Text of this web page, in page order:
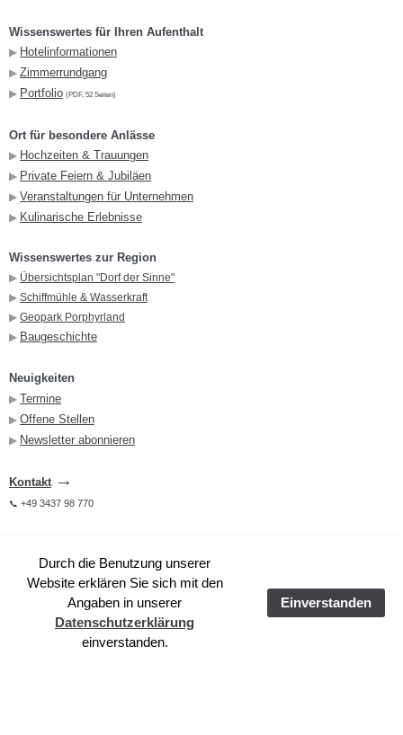
Wissenswertes für Ihren Aufenthalt
▶︎ Hotelinformationen
▶︎ Zimmerrundgang
▶︎ Portfolio (PDF, 52 Seiten)
Ort für besondere Anlässe
▶︎ Hochzeiten & Trauungen
▶︎ Private Feiern & Jubiläen
▶︎ Veranstaltungen für Unternehmen
▶︎ Kulinarische Erlebnisse
Wissenswertes zur Region
▶︎ Übersichtsplan "Dorf der Sinne"
▶︎ Schiffmühle & Wasserkraft
▶︎ Geopark Porphyrland
▶︎ Baugeschichte
Neuigkeiten
▶︎ Termine
▶︎ Offene Stellen
▶︎ Newsletter abonnieren
Kontakt →
📞 +49 3437 98 770
Powered by Translate
Durch die Benutzung unserer
Website erklären Sie sich mit den
Angaben in unserer
Datenschutzerklärung
einverstanden.
Einverstanden